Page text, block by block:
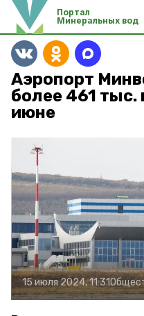
Портал
Минеральных вод
Аэропорт
более 461
июне
15 июля 2024, 11:31